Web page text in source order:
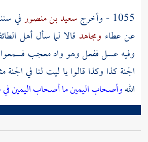
1055 - وأخرج
سعيد بن منصورفي
عنعطاء ومجاهد قالا لما سأل أهل
وفيه عسل ففعل وهو واد معجب فسمعوا
الجنة كذا وكذا قالوا يا ليت لنا في
اللهوأصحاب اليمين ما أصحاب اليمين